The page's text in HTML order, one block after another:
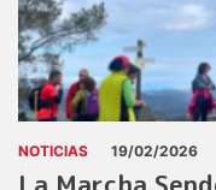
NOTICIAS 19/02/2026